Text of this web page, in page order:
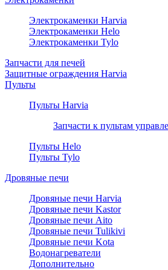
Электрокаменки Harvia
Электрокаменки Helo
Электрокаменки Tylo
Запчасти для печей
Защитные ограждения Harvia
Пульты
Пульты Harvia
Запчасти к пультам
Пульты Helo
Пульты Tylo
Дровяные печи
Дровяные печи Harvia
Дровяные печи Kastor
Дровяные печи Aito
Дровяные печи Tulikivi
Дровяные печи Kota
Водонагреватели
Дополнительно